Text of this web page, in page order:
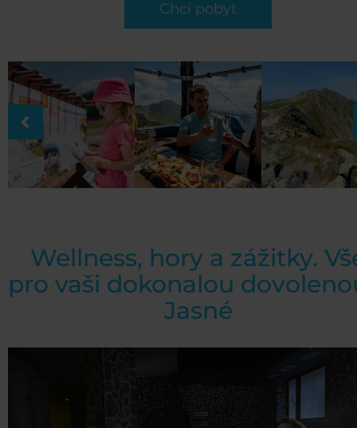
Chci pobyt
Wellness, hory a zážitky.
pro vaši dokonalou
Jasné